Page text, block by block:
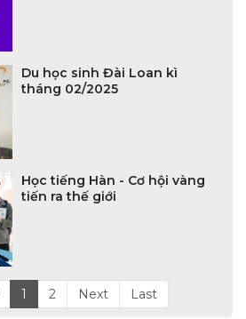
Du học sinh Đài Loan kì
tháng 02/2025
Học tiếng Hàn - Cơ hội vàng
tiến ra thế giới
1 2 Next Last